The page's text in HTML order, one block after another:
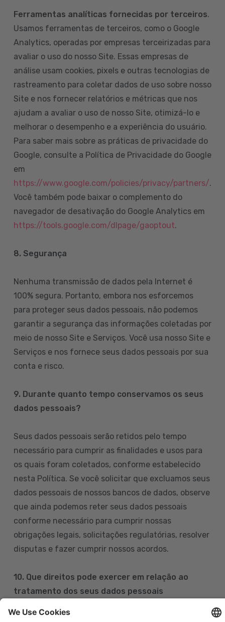
Ferramentas analíticas fornecidas por terceiros.
Usamos ferramentas de terceiros, como o Google
Analytics, operadas por empresas terceirizadas para
avaliar o uso do nosso Site. Essas empresas de
análise usam cookies, pixels e outras tecnologias de
rastreamento para coletar dados de uso sobre nosso
Site e nos fornecer relatórios e métricas que nos
ajudam a avaliar o uso de nosso Site, otimizá-lo e
melhorar o desempenho e a experiência do usuário.
Para saber mais sobre as práticas de privacidade do
Google, consulte a Política de Privacidade do Google
em
https://www.google.com/policies/privacy/partners/.
Você também pode baixar o complemento do
navegador de desativação do Google Analytics em
https://tools.google.com/dlpage/gaoptout.
8. Segurança
Nenhuma transmissão de dados pela Internet é
100% segura. Portanto, embora nos esforcemos
para proteger seus dados pessoais, não podemos
garantir a segurança das informações coletadas por
meio de nosso Site e Serviços. Você usa nosso Site e
Serviços e nos fornece seus dados pessoais por sua
conta e risco.
9. Durante quanto tempo conservamos os seus
dados pessoais?
Seus dados pessoais serão retidos pelo tempo
necessário para cumprir as finalidades e usos para
os quais foram coletados, conforme estabelecido
nesta Política. Se você solicitar que excluamos seus
dados pessoais de nossos bancos de dados, observe
que ainda podemos reter seus dados pessoais
conforme necessário para cumprir nossas
obrigações legais, solicitações regulatórias, resolver
disputas e fazer cumprir nossos acordos.
10. Que direitos pode exercer em relação ao
tratamento dos seus dados pessoais